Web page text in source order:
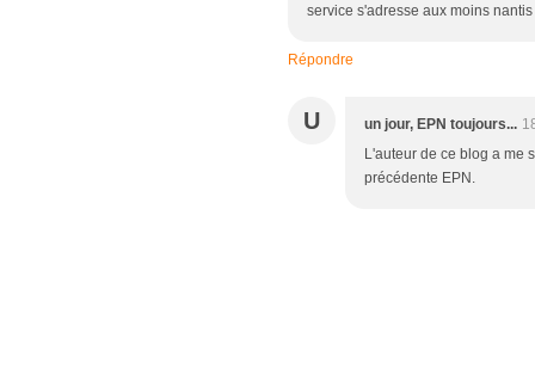
service s'adresse aux moins
Répondre
U un jour, EPN toujours...
L'auteur de ce blog a me
précédente EPN.